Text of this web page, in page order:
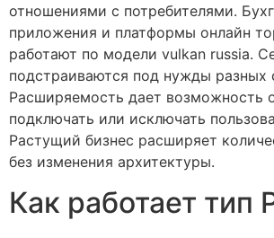
отношениями с потребителями.
приложения и платформы онлайн
работают по модели vulkan russia.
подстраиваются под нужды разных
Расширяемость дает возможность
подключать или исключать
Растущий бизнес расширяет
без изменения архитектуры.
Как работает тип